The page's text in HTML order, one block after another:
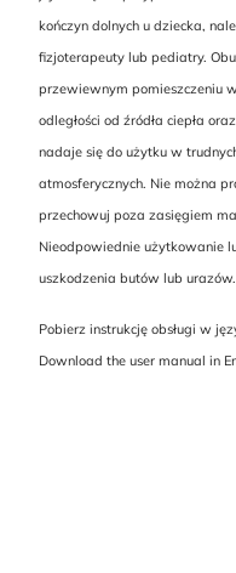
kończyn dolnych u dziecka,
fizjoterapeuty lub pediatry.
przewiewnym pomieszczeniu
odległości od źródła ciepła
nadaje się do użytku w
atmosferycznych. Nie można
przechowuj poza zasięgiem
Nieodpowiednie użytkowanie
uszkodzenia butów lub urazów.
Pobierz instrukcję obsługi w
Download the user manual in